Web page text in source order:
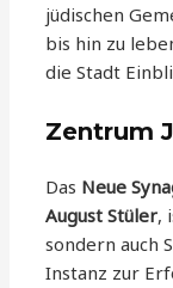
jüdischen
bis hin zu
die Stadt
Zentrum
Das Neue
August Stüler,
sondern auch
Instanz zur